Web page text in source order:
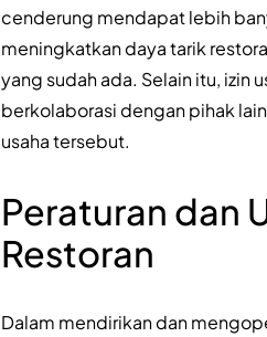
cenderung mendapat lebih
meningkatkan daya tarik
yang sudah ada. Selain itu, izin
berkolaborasi dengan pihak
usaha tersebut.
Peraturan dan
Restoran
Dalam mendirikan dan